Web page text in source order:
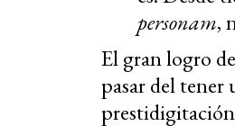
personam,
El gran logro
pasar del tener